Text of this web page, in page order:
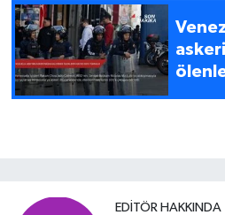
EDITÖR HAKKINDA